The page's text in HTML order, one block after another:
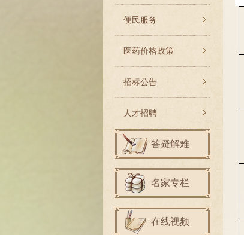
便民服务
医药价格政策
招标公告
人才招聘
答疑解难
名家专栏
在线视频